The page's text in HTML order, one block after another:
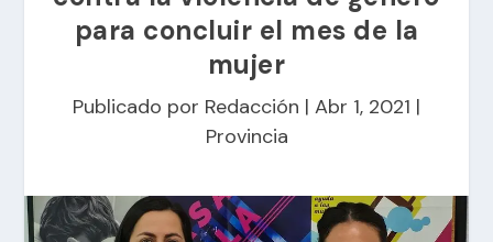
para concluir el mes de la
mujer
Publicado por Redacción | Abr 1, 2021 |
Provincia